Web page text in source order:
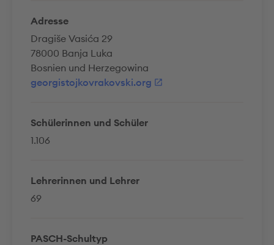
Adresse
Dragiše Vasića 29
78000 Banja Luka
Bosnien und Herzegowina
georgistojkovrakovski.org
Schülerinnen und Schüler
1.106
Lehrerinnen und Lehrer
69
PASCH-Schultyp